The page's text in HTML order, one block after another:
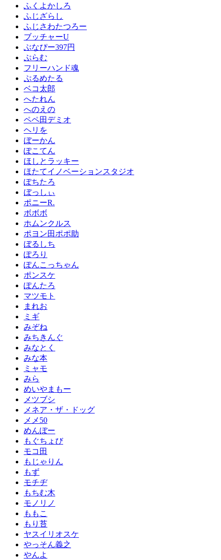
ふくよかしろ
ふじざらし
ふじさわたつろー
ブッチャーU
ぶなぴー397円
ぷらむ
フリーハンド魂
ぷるめたる
ベコ太郎
へたれん
へのえの
ペペ田デミオ
ヘリを
ぼーかん
ぽこてん
ほしとラッキー
ほたてイノベーションスタジオ
ぽちたろ
ぼっしぃ
ポニーR.
ボボボ
ホムンクルス
ポヨン田ポポ助
ぼるしち
ぽろり
ぽんこっちゃん
ポンスケ
ぽんたろ
マツモト
まれお
ミギ
みぞね
みちきんぐ
みなとく
みな本
ミャモ
みら
めいやまもー
メツブシ
メネア・ザ・ドッグ
メメ50
めんぼー
もぐちょび
モコ田
もじゃりん
もず
モチヂ
もちむ木
モノリノ
ももこ
もり苔
ヤスイリオスケ
やっそん義之
やんよ